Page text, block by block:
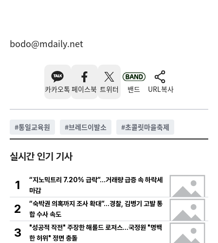
bodo@mdaily.net
카카오톡 페이스북 트위터 밴드 URL복사
#통일교육원 #브레드이발소 #초콜릿마을축제
실시간 인기 기사
1
“지노믹트리 7.20% 급락”…거래량 급증 속 하락세
마감
2
“숙박권 의혹까지 조사 확대”…경찰, 김병기 고발 통
합 수사 속도
3
"성공적 작전" 주장한 해롤드 로저스…국정원 "명백
한 허위" 정면 충돌